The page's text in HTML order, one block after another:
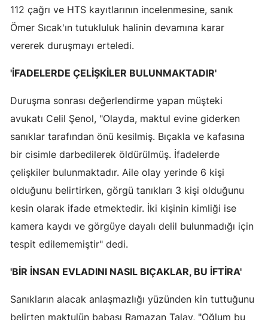
Yozgat
Aksaray
Bayburt
Karaman
Kırıkkale
Batman
Şırnak
Iğdır
Karabük
112 çağrı ve HTS kayıtlarının incelenmesine, sanık
Ömer Sıcak'ın tutukluluk halinin devamına karar
vererek duruşmayı erteledi.
'İFADELERDE ÇELİŞKİLER BULUNMAKTADIR'
Duruşma sonrası değerlendirme yapan müşteki
avukatı Celil Şenol, "Olayda, maktul evine giderken
sanıklar tarafından önü kesilmiş. Bıçakla ve kafasına
bir cisimle darbedilerek öldürülmüş. İfadelerde
çelişkiler bulunmaktadır. Aile olay yerinde 6 kişi
olduğunu belirtirken, görgü tanıkları 3 kişi olduğunu
kesin olarak ifade etmektedir. İki kişinin kimliği ise
kamera kaydı ve görgüye dayalı delil bulunmadığı için
tespit edilememiştir" dedi.
'BİR İNSAN EVLADINI NASIL BIÇAKLAR, BU İFTİRA'
Sanıkların alacak anlaşmazlığı yüzünden kin tuttuğunu
belirten maktulün babası Ramazan Talay, "Oğlum bu